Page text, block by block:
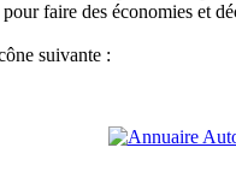
faire des économies et
suivante :